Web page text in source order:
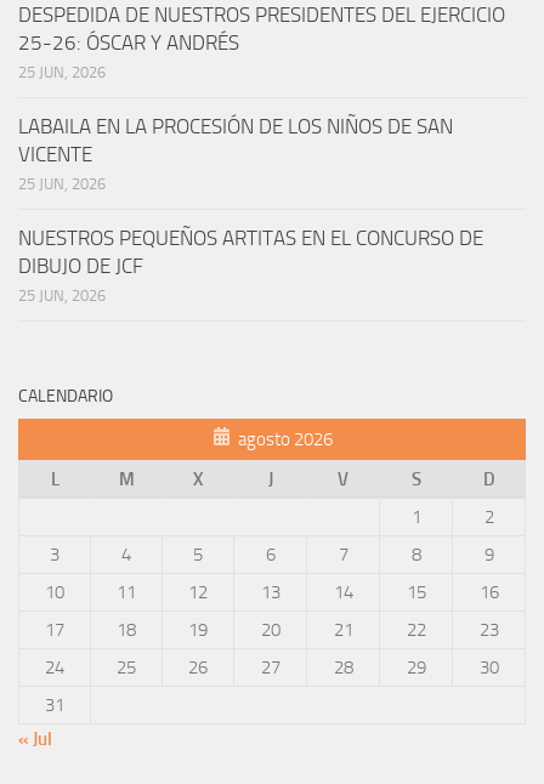
DESPEDIDA DE NUESTROS PRESIDENTES DEL EJERCICIO
25-26: ÓSCAR Y ANDRÉS
25 JUN, 2026
LABAILA EN LA PROCESIÓN DE LOS NIÑOS DE SAN
VICENTE
25 JUN, 2026
NUESTROS PEQUEÑOS ARTITAS EN EL CONCURSO DE
DIBUJO DE JCF
25 JUN, 2026
CALENDARIO
agosto 2026
L
M X J V S
D
1
2
3
4 5 6 7 8
9
10
11 12 13 14 15
16
17
18 19 20 21 22
23
24
25 26 27 28 29
30
31
« Jul